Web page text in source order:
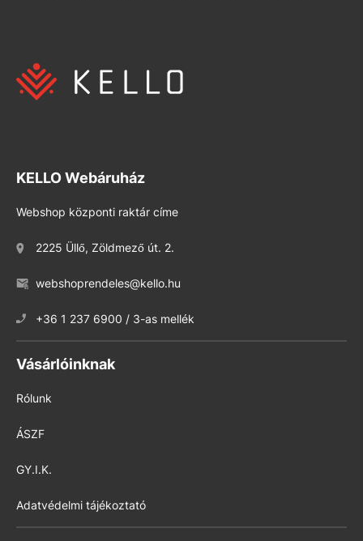
KELLO Webáruház
Webshop központi raktár címe
2225 Üllő, Zöldmező út. 2.
webshoprendeles@kello.hu
+36 1 237 6900 / 3-as mellék
Vásárlóinknak
Rólunk
ÁSZF
GY.I.K.
Adatvédelmi tájékoztató